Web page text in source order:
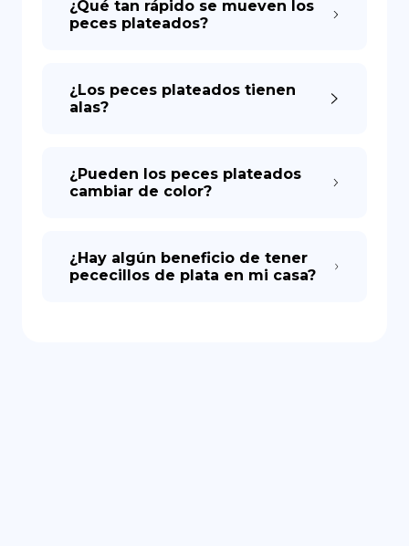
¿Qué tan rápido se mueven los
peces plateados?
¿Los peces plateados tienen
alas?
¿Pueden los peces plateados
cambiar de color?
¿Hay algún beneficio de tener
pececillos de plata en mi casa?